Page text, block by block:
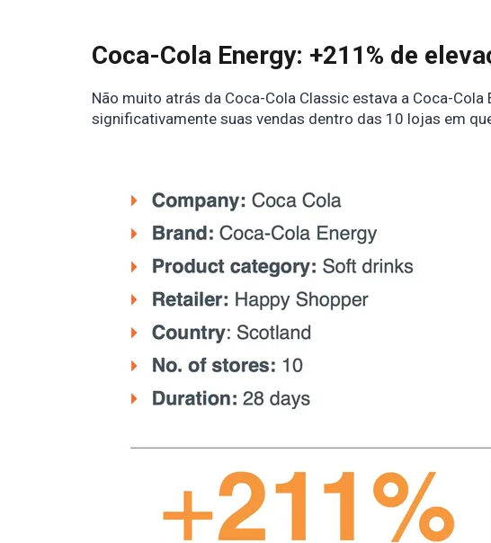
Coca-Cola Energy: +211% de
Não muito atrás da Coca-Cola Classic estava a Coca-
significativamente suas vendas dentro das 10 lojas em